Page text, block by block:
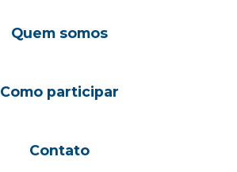
Quem somos
Como participar
Contato